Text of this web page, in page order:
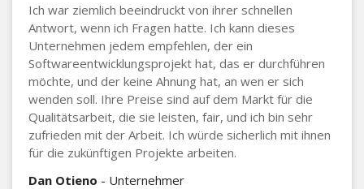
Ich war ziemlich beeindruckt von ihrer schnellen
Antwort, wenn ich Fragen hatte. Ich kann dieses
Unternehmen jedem empfehlen, der ein
Softwareentwicklungsprojekt hat, das er durchführen
möchte, und der keine Ahnung hat, an wen er sich
wenden soll. Ihre Preise sind auf dem Markt für die
Qualitätsarbeit, die sie leisten, fair, und ich bin sehr
zufrieden mit der Arbeit. Ich würde sicherlich mit ihnen
für die zukünftigen Projekte arbeiten.
Dan Otieno - Unternehmer